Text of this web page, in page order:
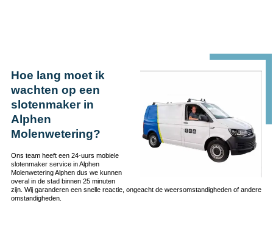
Hoe lang moet ik
wachten op een
slotenmaker in
Alphen
Molenwetering?
Ons team heeft een 24-uurs mobiele
slotenmaker service in Alphen
Molenwetering Alphen dus we kunnen
overal in de stad binnen 25 minuten
zijn. Wij garanderen een snelle reactie, ongeacht de weersomstandigheden of andere
omstandigheden.